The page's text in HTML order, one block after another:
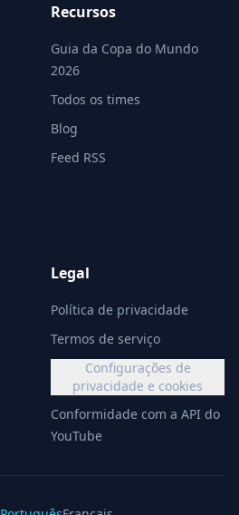
Recursos
Guia da Copa do Mundo
2026
Todos os times
Blog
Feed RSS
Legal
Política de privacidade
Termos de serviço
Configurações de
privacidade e cookies
Conformidade com a API do
YouTube